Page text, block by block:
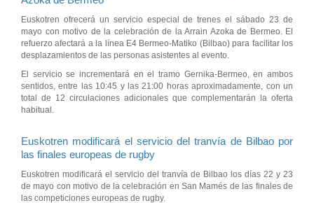
Euskotren ofrecerá un servicio especial de trenes el sábado 23 de
mayo con motivo de la celebración de la Arrain Azoka de Bermeo. El
refuerzo afectará a la línea E4 Bermeo-Matiko (Bilbao) para facilitar los
desplazamientos de las personas asistentes al evento.
El servicio se incrementará en el tramo Gernika-Bermeo, en ambos
sentidos, entre las 10:45 y las 21:00 horas aproximadamente, con un
total de 12 circulaciones adicionales que complementarán la oferta
habitual.
Euskotren modificará el servicio del tranvía de Bilbao por
las finales europeas de rugby
Euskotren modificará el servicio del tranvía de Bilbao los días 22 y 23
de mayo con motivo de la celebración en San Mamés de las finales de
las competiciones europeas de rugby.